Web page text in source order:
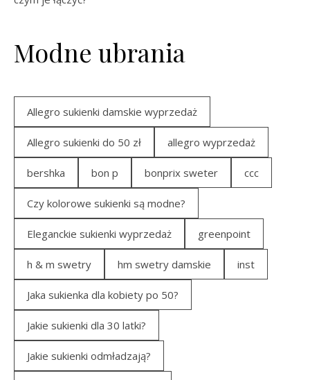
Modne ubrania
Allegro sukienki damskie wyprzedaż
Allegro sukienki do 50 zł allegro wyprzedaż
bershka bon p bonprix sweter ccc
Czy kolorowe sukienki są modne?
Eleganckie sukienki wyprzedaż greenpoint
h & m swetry hm swetry damskie inst
Jaka sukienka dla kobiety po 50?
Jakie sukienki dla 30 latki?
Jakie sukienki odmładzają?